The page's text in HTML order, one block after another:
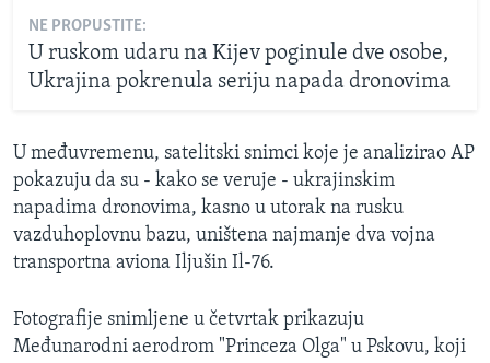
NE PROPUSTITE:
U ruskom udaru na Kijev poginule dve osobe,
Ukrajina pokrenula seriju napada dronovima
U međuvremenu, satelitski snimci koje je analizirao AP
pokazuju da su - kako se veruje - ukrajinskim
napadima dronovima, kasno u utorak na rusku
vazduhoplovnu bazu, uništena najmanje dva vojna
transportna aviona Iljušin Il-76.
Fotografije snimljene u četvrtak prikazuju
Međunarodni aerodrom "Princeza Olga" u Pskovu, koji